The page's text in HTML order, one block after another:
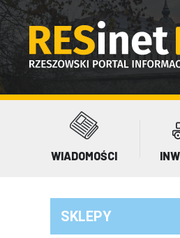
WIADOMOŚCI
SKLEPY